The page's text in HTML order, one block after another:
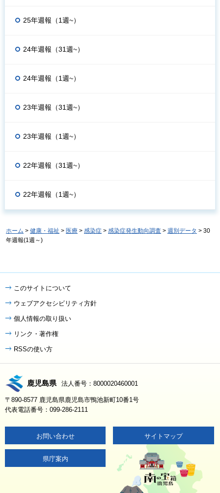
25年週報（1週~）
24年週報（31週~）
24年週報（1週~）
23年週報（31週~）
23年週報（1週~）
22年週報（31週~）
22年週報（1週~）
ホーム > 健康・福祉 > 医療 > 感染症 > 感染症発生動向調査 > 週別データ > 30
年週報(1週～)
このサイトについて
ウェブアクセシビリティ方針
個人情報の取り扱い
リンク・著作権
RSSの使い方
鹿児島県 法人番号：8000020460001
〒890-8577 鹿児島県鹿児島市鴨池新町10番1号
代表電話番号：099-286-2111
お問い合わせ サイトマップ
県庁案内